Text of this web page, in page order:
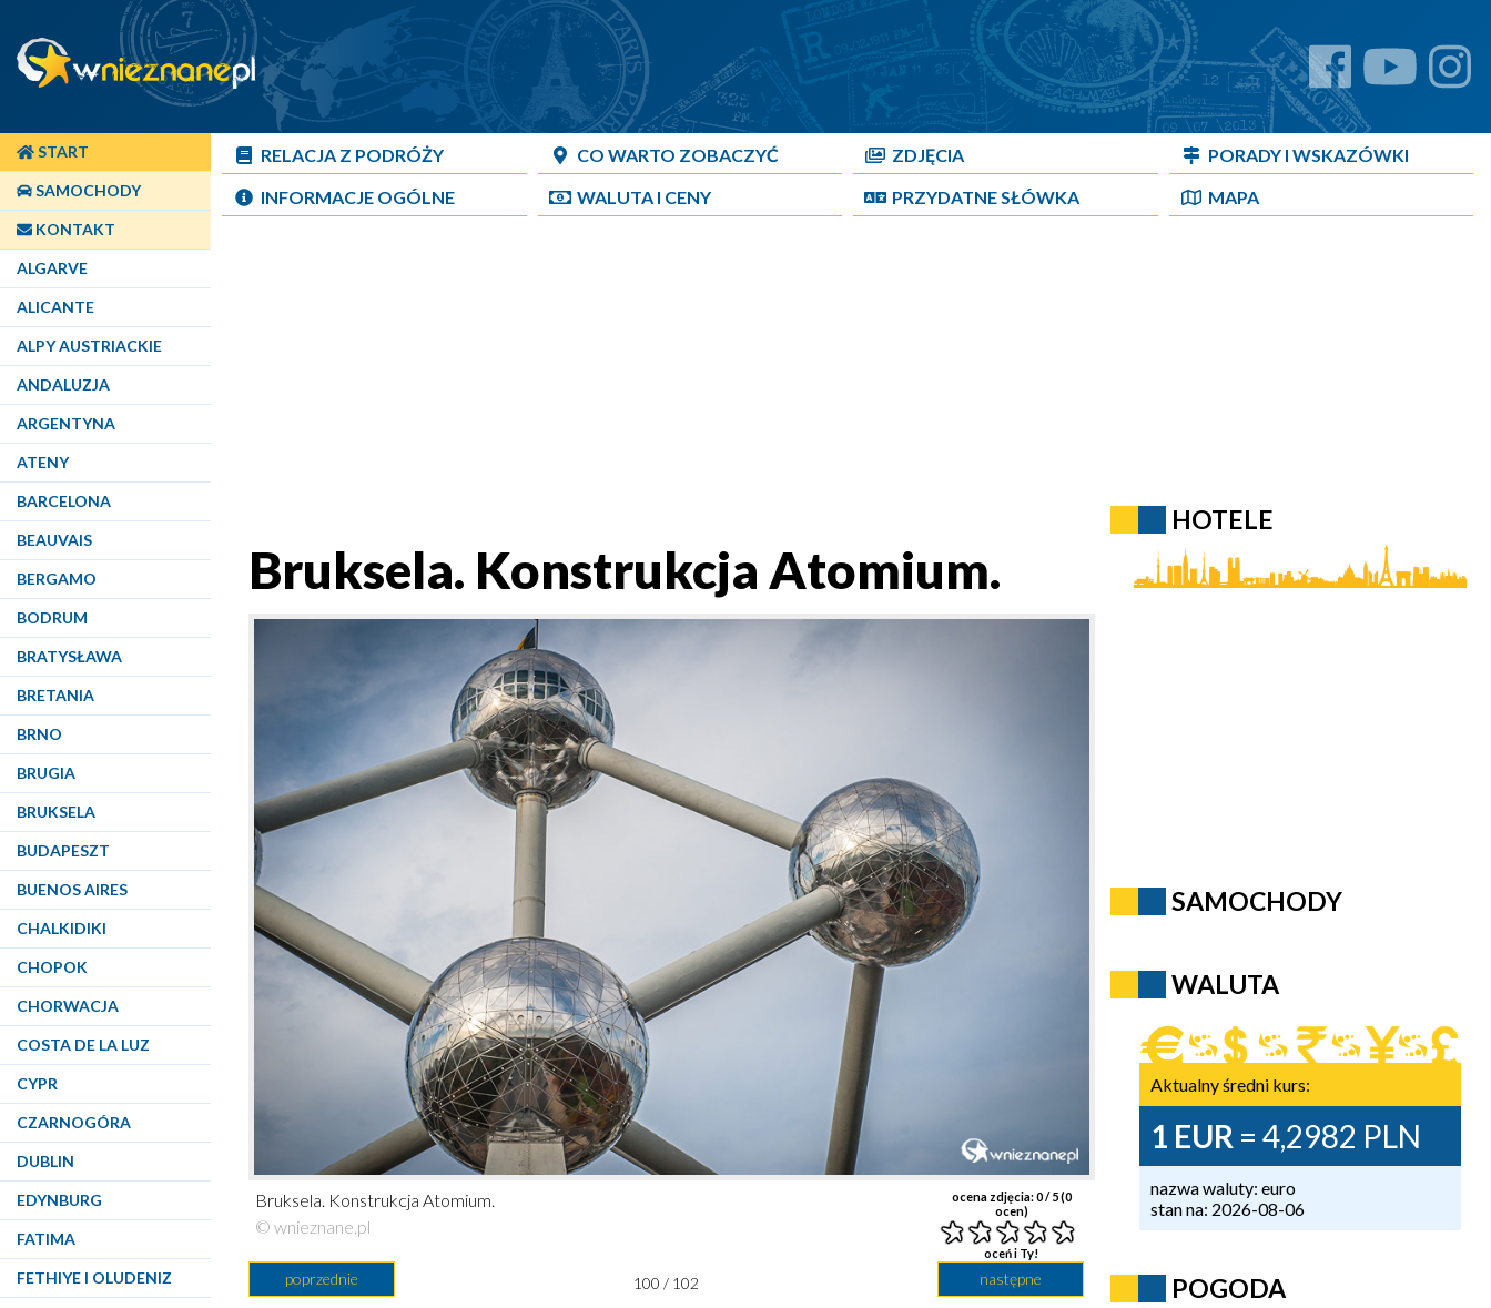
START
SAMOCHODY
KONTAKT
ALGARVE
ALICANTE
ALPY AUSTRIACKIE
ANDALUZJA
ARGENTYNA
ATENY
BARCELONA
BEAUVAIS
BERGAMO
BODRUM
BRATYSŁAWA
BRETANIA
BRNO
BRUGIA
BRUKSELA
BUDAPESZT
BUENOS AIRES
CHALKIDIKI
CHOPOK
CHORWACJA
COSTA DE LA LUZ
CYPR
CZARNOGÓRA
DUBLIN
EDYNBURG
FATIMA
FETHIYE I OLUDENIZ
RELACJA Z PODRÓŻY CO WARTO ZOBACZYĆ ZDJĘCIA
PORADY I WSKAZÓWKI
INFORMACJE OGÓLNE
WALUTA I CENY PRZYDATNE SŁÓWKA MAPA
Bruksela. Konstrukcja Atomium.
ocena zdjęcia:0/ 5 (0
ocen)
oceń i Ty!
Bruksela. Konstrukcja Atomium.
© wnieznane.pl
poprzednie następne
100 / 102
HOTELE
SAMOCHODY
WALUTA
Aktualny średni kurs:
1 EUR = 4,2982 PLN
nazwa waluty: euro
stan na: 2026-08-06
POGODA